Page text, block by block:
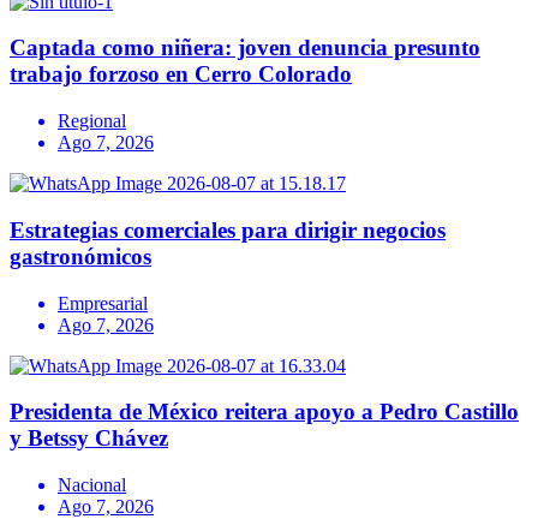
Captada como niñera: joven denuncia presunto
trabajo forzoso en Cerro Colorado
Regional
Ago 7, 2026
Estrategias comerciales para dirigir negocios
gastronómicos
Empresarial
Ago 7, 2026
Presidenta de México reitera apoyo a Pedro Castillo
y Betssy Chávez
Nacional
Ago 7, 2026